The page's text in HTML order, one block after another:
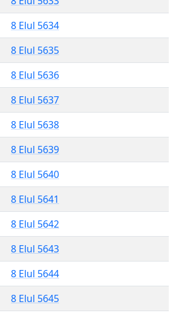
8 Elul 5634
8 Elul 5635
8 Elul 5636
8 Elul 5637
8 Elul 5638
8 Elul 5639
8 Elul 5640
8 Elul 5641
8 Elul 5642
8 Elul 5643
8 Elul 5644
8 Elul 5645